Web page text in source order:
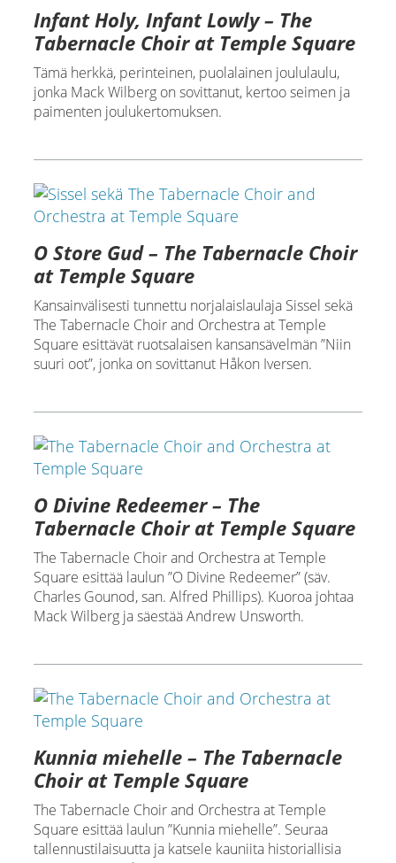
Infant Holy, Infant Lowly – The
Tabernacle Choir at Temple Square
Tämä herkkä, perinteinen, puolalainen joululaulu,
jonka Mack Wilberg on sovittanut, kertoo seimen ja
paimenten joulukertomuksen.
O Store Gud – The Tabernacle Choir
at Temple Square
Kansainvälisesti tunnettu norjalaislaulaja Sissel sekä
The Tabernacle Choir and Orchestra at Temple
Square esittävät ruotsalaisen kansansävelmän ”Niin
suuri oot”, jonka on sovittanut Håkon Iversen.
O Divine Redeemer – The
Tabernacle Choir at Temple Square
The Tabernacle Choir and Orchestra at Temple
Square esittää laulun ”O Divine Redeemer” (säv.
Charles Gounod, san. Alfred Phillips). Kuoroa johtaa
Mack Wilberg ja säestää Andrew Unsworth.
Kunnia miehelle – The Tabernacle
Choir at Temple Square
The Tabernacle Choir and Orchestra at Temple
Square esittää laulun ”Kunnia miehelle”. Seuraa
tallennustilaisuutta ja katsele kauniita historiallisia